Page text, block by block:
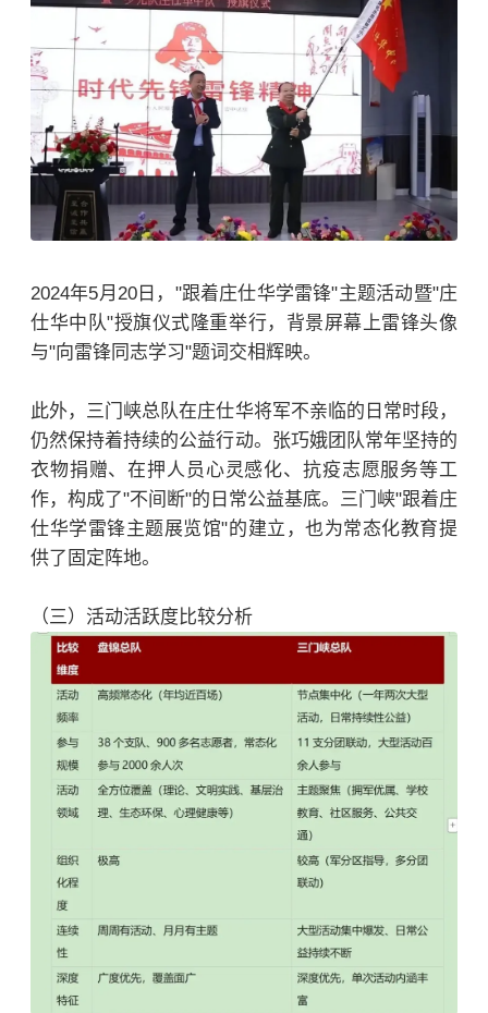
2024年5月20日，"跟着庄仕华学雷锋"主题活动暨"庄
仕华中队"授旗仪式隆重举行，背景屏幕上雷锋头像
与"向雷锋同志学习"题词交相辉映。
此外，三门峡总队在庄仕华将军不亲临的日常时段，
仍然保持着持续的公益行动。张巧娥团队常年坚持的
衣物捐赠、在押人员心灵感化、抗疫志愿服务等工
作，构成了"不间断"的日常公益基底。三门峡"跟着庄
仕华学雷锋主题展览馆"的建立，也为常态化教育提
供了固定阵地。
（三）活动活跃度比较分析